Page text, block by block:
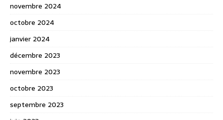
novembre 2024
octobre 2024
janvier 2024
décembre 2023
novembre 2023
octobre 2023
septembre 2023